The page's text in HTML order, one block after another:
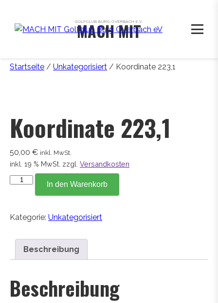
GOLFCLUB BURG OVERBACH E.V.
MACH MIT
Startseite / Unkategorisiert / Koordinate 223,1
Koordinate 223,1
50,00 € inkl. MwSt.
inkl. 19 % MwSt. zzgl. Versandkosten
Koordinate
In den Warenkorb
Kategorie: Unkategorisiert
Beschreibung
Beschreibung